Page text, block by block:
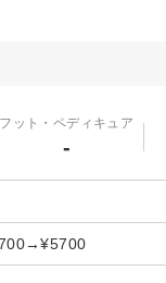
フット・ペディキュア
-